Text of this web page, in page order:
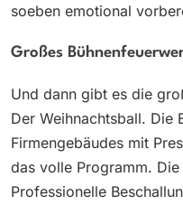
soeben emotional
Großes
Und dann gibt es die
Der Weihnachtsball. Die
Firmengebäudes mit
das volle Programm.
Professionelle